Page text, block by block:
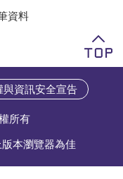
資料
與資訊安全宣告
所有
本瀏覽器為佳